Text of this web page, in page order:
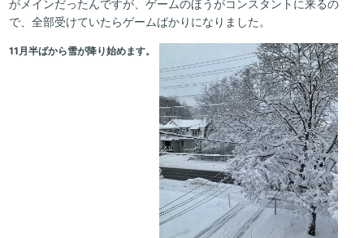
がメインだったんですが、ゲームのほうがコンスタントに来るの
で、全部受けていたらゲームばかりになりました。
11月半ばから雪が降り始めます。